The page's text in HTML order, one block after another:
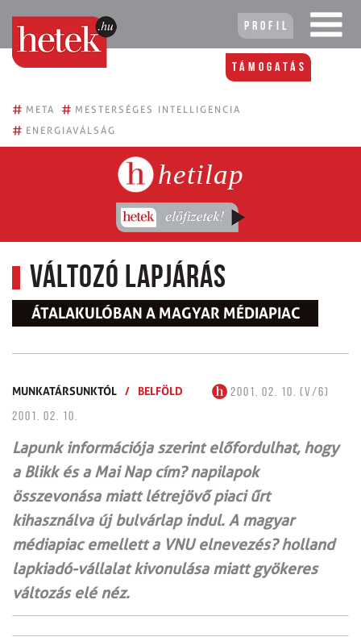
Profil
Támogatás
# META # MESTERSÉGES INTELLIGENCIA
# ENERGIAVÁLSÁG
hetilap
Változó lapjárás
ÁTALAKULÓBAN A MAGYAR MÉDIAPIAC
MUNKATÁRSUNKTÓL / BELFÖLD
2001. 02. 10. (V/6)
2001. 02. 10.
Lapunk információja szerint előfordulhat, hogy
a Blikk és a Mai Nap cím? napilapok
összevonása miatt létrejövő piaci űrt
kihasználva új bulvárlap indul. A magyar
médiapiac emellett a VNU elnevezés? holland
lapkiadó-vállalat kivonulása miatt gyökeres
változás elé néz.